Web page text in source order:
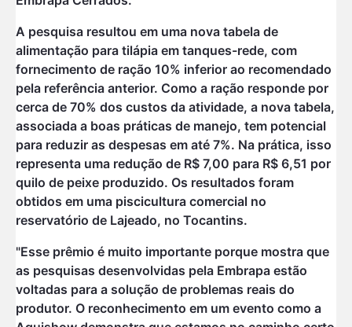
A pesquisa resultou em uma nova tabela de
alimentação para tilápia em tanques-rede, com
fornecimento de ração 10% inferior ao recomendado
pela referência anterior. Como a ração responde por
cerca de 70% dos custos da atividade, a nova tabela,
associada a boas práticas de manejo, tem potencial
para reduzir as despesas em até 7%. Na prática, isso
representa uma redução de R$ 7,00 para R$ 6,51 por
quilo de peixe produzido. Os resultados foram
obtidos em uma piscicultura comercial no
reservatório de Lajeado, no Tocantins.
"Esse prêmio é muito importante porque mostra que
as pesquisas desenvolvidas pela Embrapa estão
voltadas para a solução de problemas reais do
produtor. O reconhecimento em um evento como a